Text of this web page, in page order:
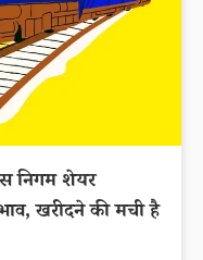
निगम शेयर
खरीदने की मची है